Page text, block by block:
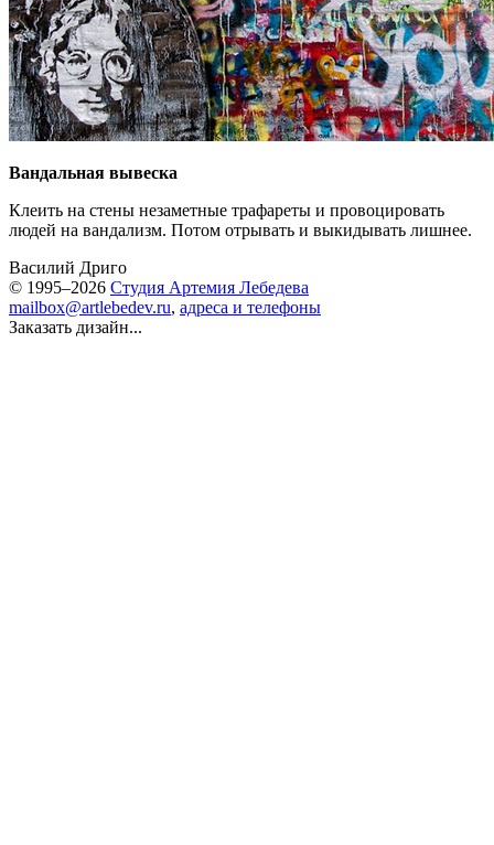
Вандальная вывеска
Клеить на стены незаметные трафареты и провоцировать
людей на вандализм. Потом отрывать и выкидывать лишнее.
Василий Дриго
© 1995–2026 Студия Артемия Лебедева
mailbox@artlebedev.ru, адреса и телефоны
Заказать дизайн...